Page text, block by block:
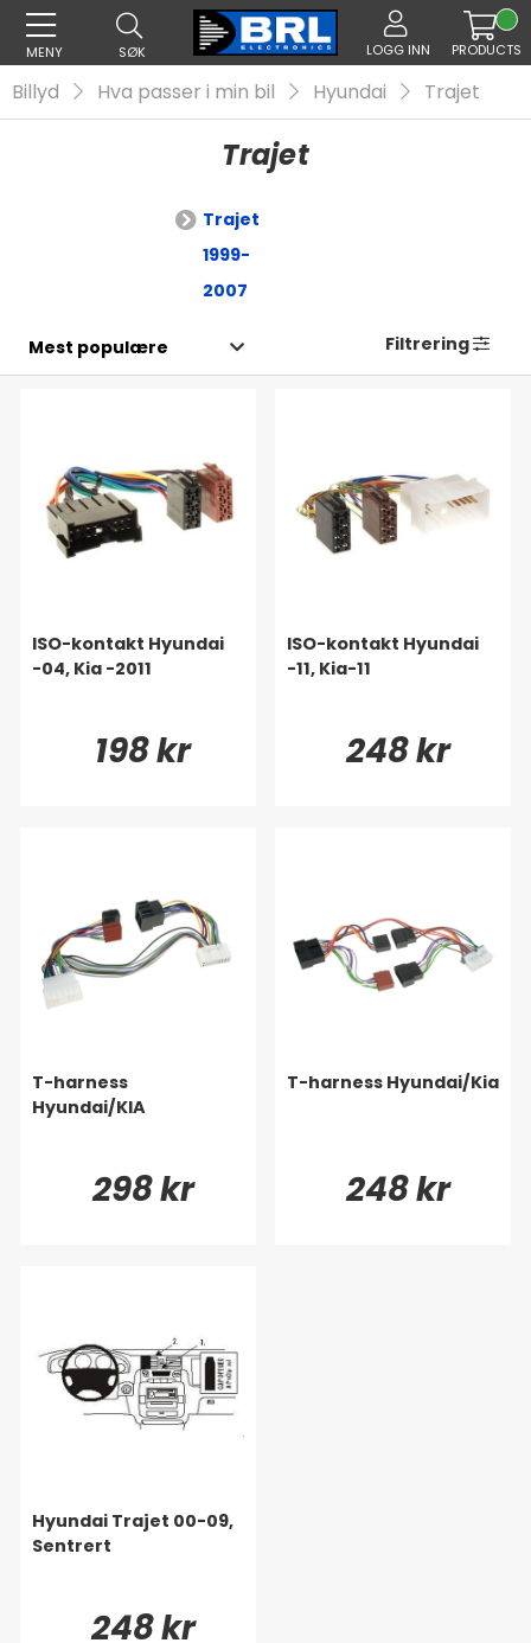
MENY SØK LOGG INN PRODUCTS
Billyd Hva passer i min bil Hyundai Trajet
Trajet
Trajet
1999-
2007
Filtrering
ISO-kontakt Hyundai
-04, Kia -2011
198 kr
ISO-kontakt Hyundai
-11, Kia-11
248 kr
T-harness
Hyundai/KIA
298 kr
T-harness Hyundai/Kia
248 kr
Hyundai Trajet 00-09,
Sentrert
248 kr